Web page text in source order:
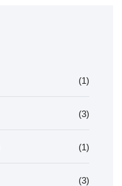
(1)
(3)
(1)
(3)